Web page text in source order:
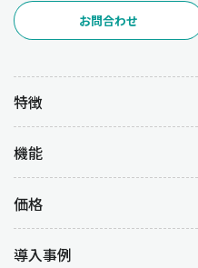
お問合わせ
特徴
機能
価格
導入事例